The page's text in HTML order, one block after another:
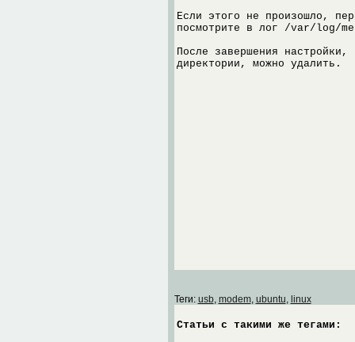
Если этого не произошло,
посмотрите в лог /var/log/
После завершения
директории, можно удалить.
Теги: usb, modem, ubuntu, linux
Статьи с такими же тегами: